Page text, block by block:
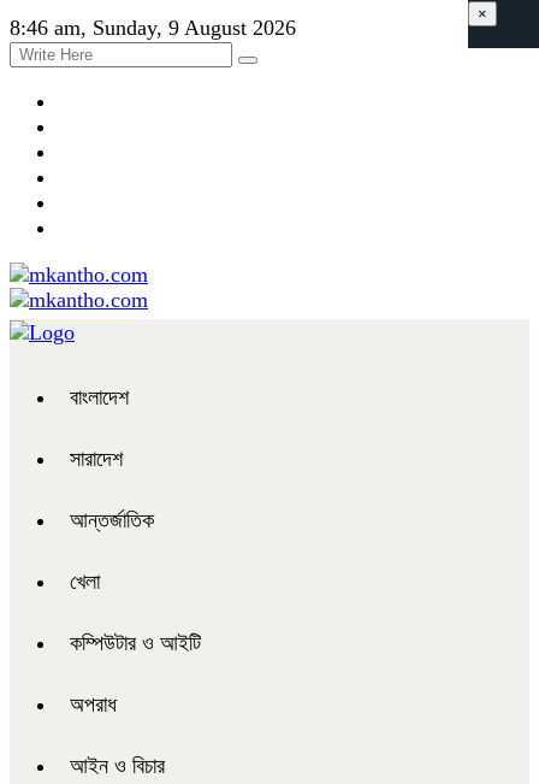
8:46 am, Sunday, 9 August 2026
বাংলাদেশ
সারাদেশ
আন্তর্জাতিক
খেলা
কম্পিউটার ও আইটি
অপরাধ
আইন ও বিচার
×